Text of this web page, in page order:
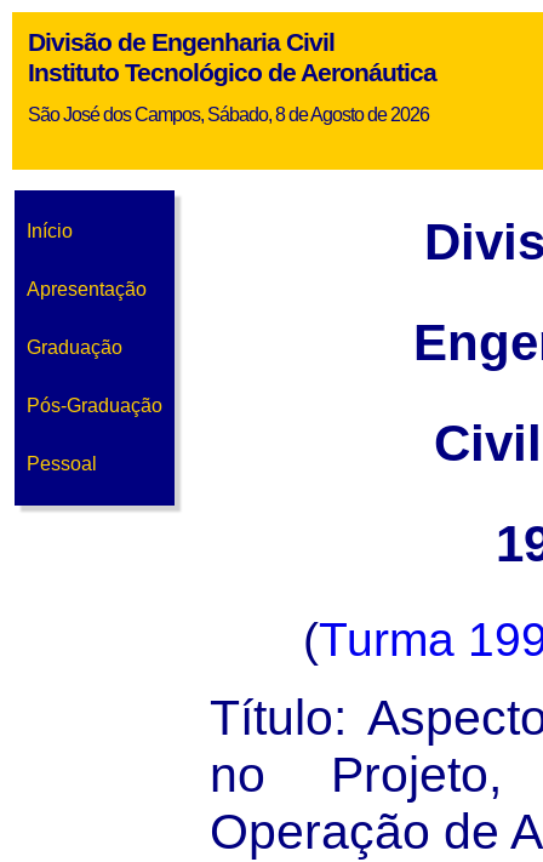
Divisão de Engenharia Civil
Instituto Tecnológico de Aeronáutica
São José dos Campos, Sábado, 8 de Agosto de 2026
Início
Apresentação
Graduação
Pós-Graduação
Pessoal
(Turma
Título:
no Projeto,
Operação de